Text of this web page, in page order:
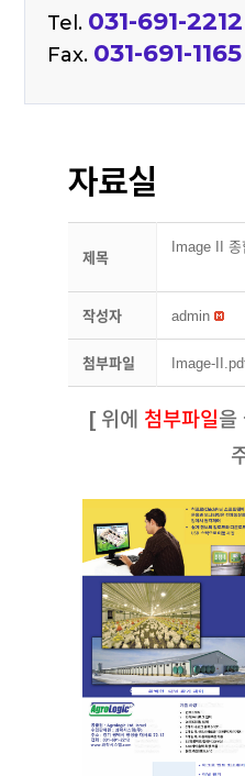
Tel. 031-691-2212
Fax. 031-691-1165
자료실
제목
Image II
작성자 admin
첨부파일 Image-
[ 위에 첨부파일을